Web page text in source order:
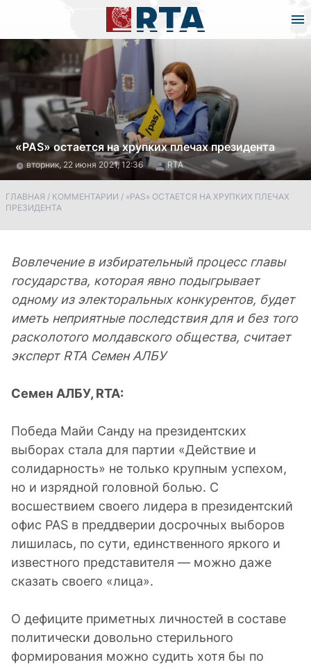
«PAS» остается на хрупких плечах президента
вторник, 22 июня 2021, 12:36 RTA
ГЛАВНАЯ / КОММЕНТАРИИ / «PAS» ОСТАЕТСЯ НА ХРУПКИХ ПЛЕЧАХ
ПРЕЗИДЕНТА
Вовлечение в избирательный процесс главы
государства, которая явно подыгрывает
одному из электоральных конкурентов, будет
иметь неприятные последствия для и без того
расколотого молдавского общества, считает
эксперт RTA Семен АЛБУ
Семен АЛБУ, RTA:
Победа Майи Санду на президентских
выборах стала для партии «Действие и
солидарность» не только крупным успехом,
но и изрядной головной болью. С
восшествием своего лидера в президентский
офис PAS в преддверии досрочных выборов
лишилась, по сути, единственного яркого и
известного представителя — можно даже
сказать своего «лица».
О дефиците приметных личностей в составе
политически довольно стерильного
формирования можно судить хотя бы по